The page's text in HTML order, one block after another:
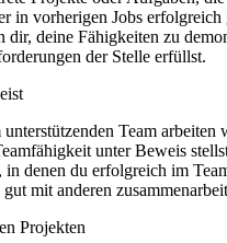
in vorherigen Jobs erfolgreich
dir, deine Fähigkeiten zu
der Stelle erfüllst.
Team arbeiten
unter Beweis
denen du erfolgreich im
mit anderen
Projekten